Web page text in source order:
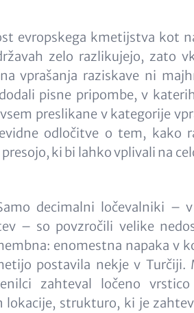
evropskega kmetijstva kot
zelo razlikujejo, zato
vprašanja raziskave ni
pisne pripombe, v
preslikane v kategorije
odločitve o tem, kako
ki bi lahko vplivali na
decimalni ločevalniki –
– so povzročili velike
enomestna napaka v
postavila nekje v Turčiji.
zahteval ločeno
strukturo, ki je